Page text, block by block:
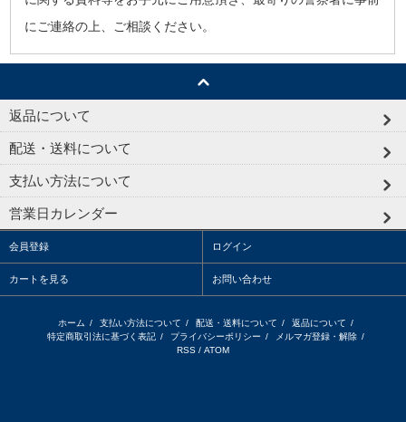
にご連絡の上、ご相談ください。
返品について
配送・送料について
支払い方法について
営業日カレンダー
会員登録 ログイン
カートを見る お問い合わせ
ホーム / 支払い方法について / 配送・送料について / 返品について /
特定商取引法に基づく表記 / プライバシーポリシー / メルマガ登録・解除 /
RSS / ATOM